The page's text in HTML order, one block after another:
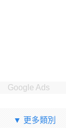
Google Ads
▼ 更多類別